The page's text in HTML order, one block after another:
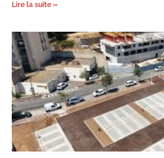
Lire la suite »